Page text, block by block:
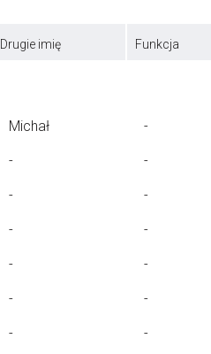
Drugie imię Funkcja
Michał -
- -
- -
- -
- -
- -
- -